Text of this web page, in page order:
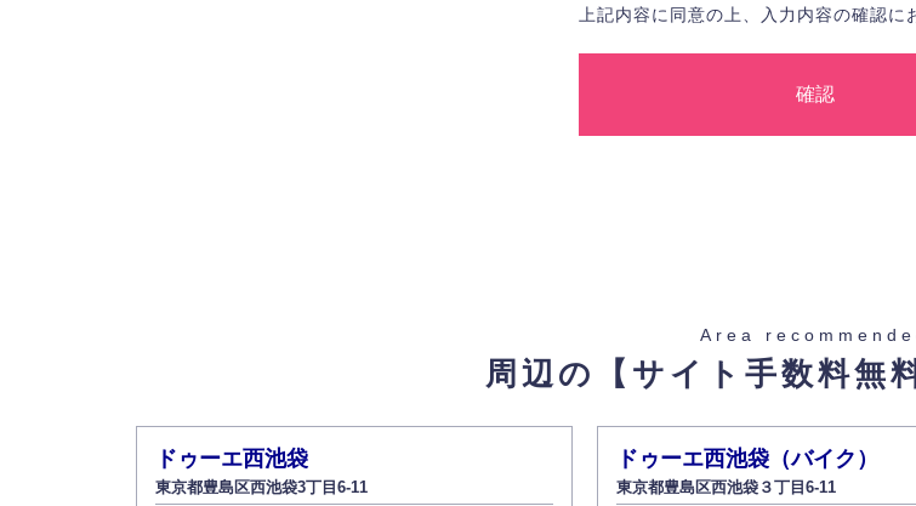
弊社は、お客様に対して偽りや不正な方法を取ることなく、適正に個人情報を取得いたします。
法的義務など正当な理由に基づく要請があった場合を除き、お客様の個人情報をご本人の同意な
お客様ご本人から自己の個人情報開示の請求があった場合、すみやかに開示いたします（ご本人
また、個人情報の内容に誤りがあり、ご本人から訂正・追加・削除の請求がある場合は適切に対
6.個人情報管理の社内教育
弊社社員全員が、個人情報の取り扱いについての重要性を理解し、より適切に管理するよう社内
上記内容に同意の上、入力内容の確認に
Area
周辺の【サイト手数料無
ドゥーエ西池袋
東京都豊島区西池袋3丁目6-11
ドゥーエ西池袋（バイク）
東京都豊島区西池袋３丁目6-11